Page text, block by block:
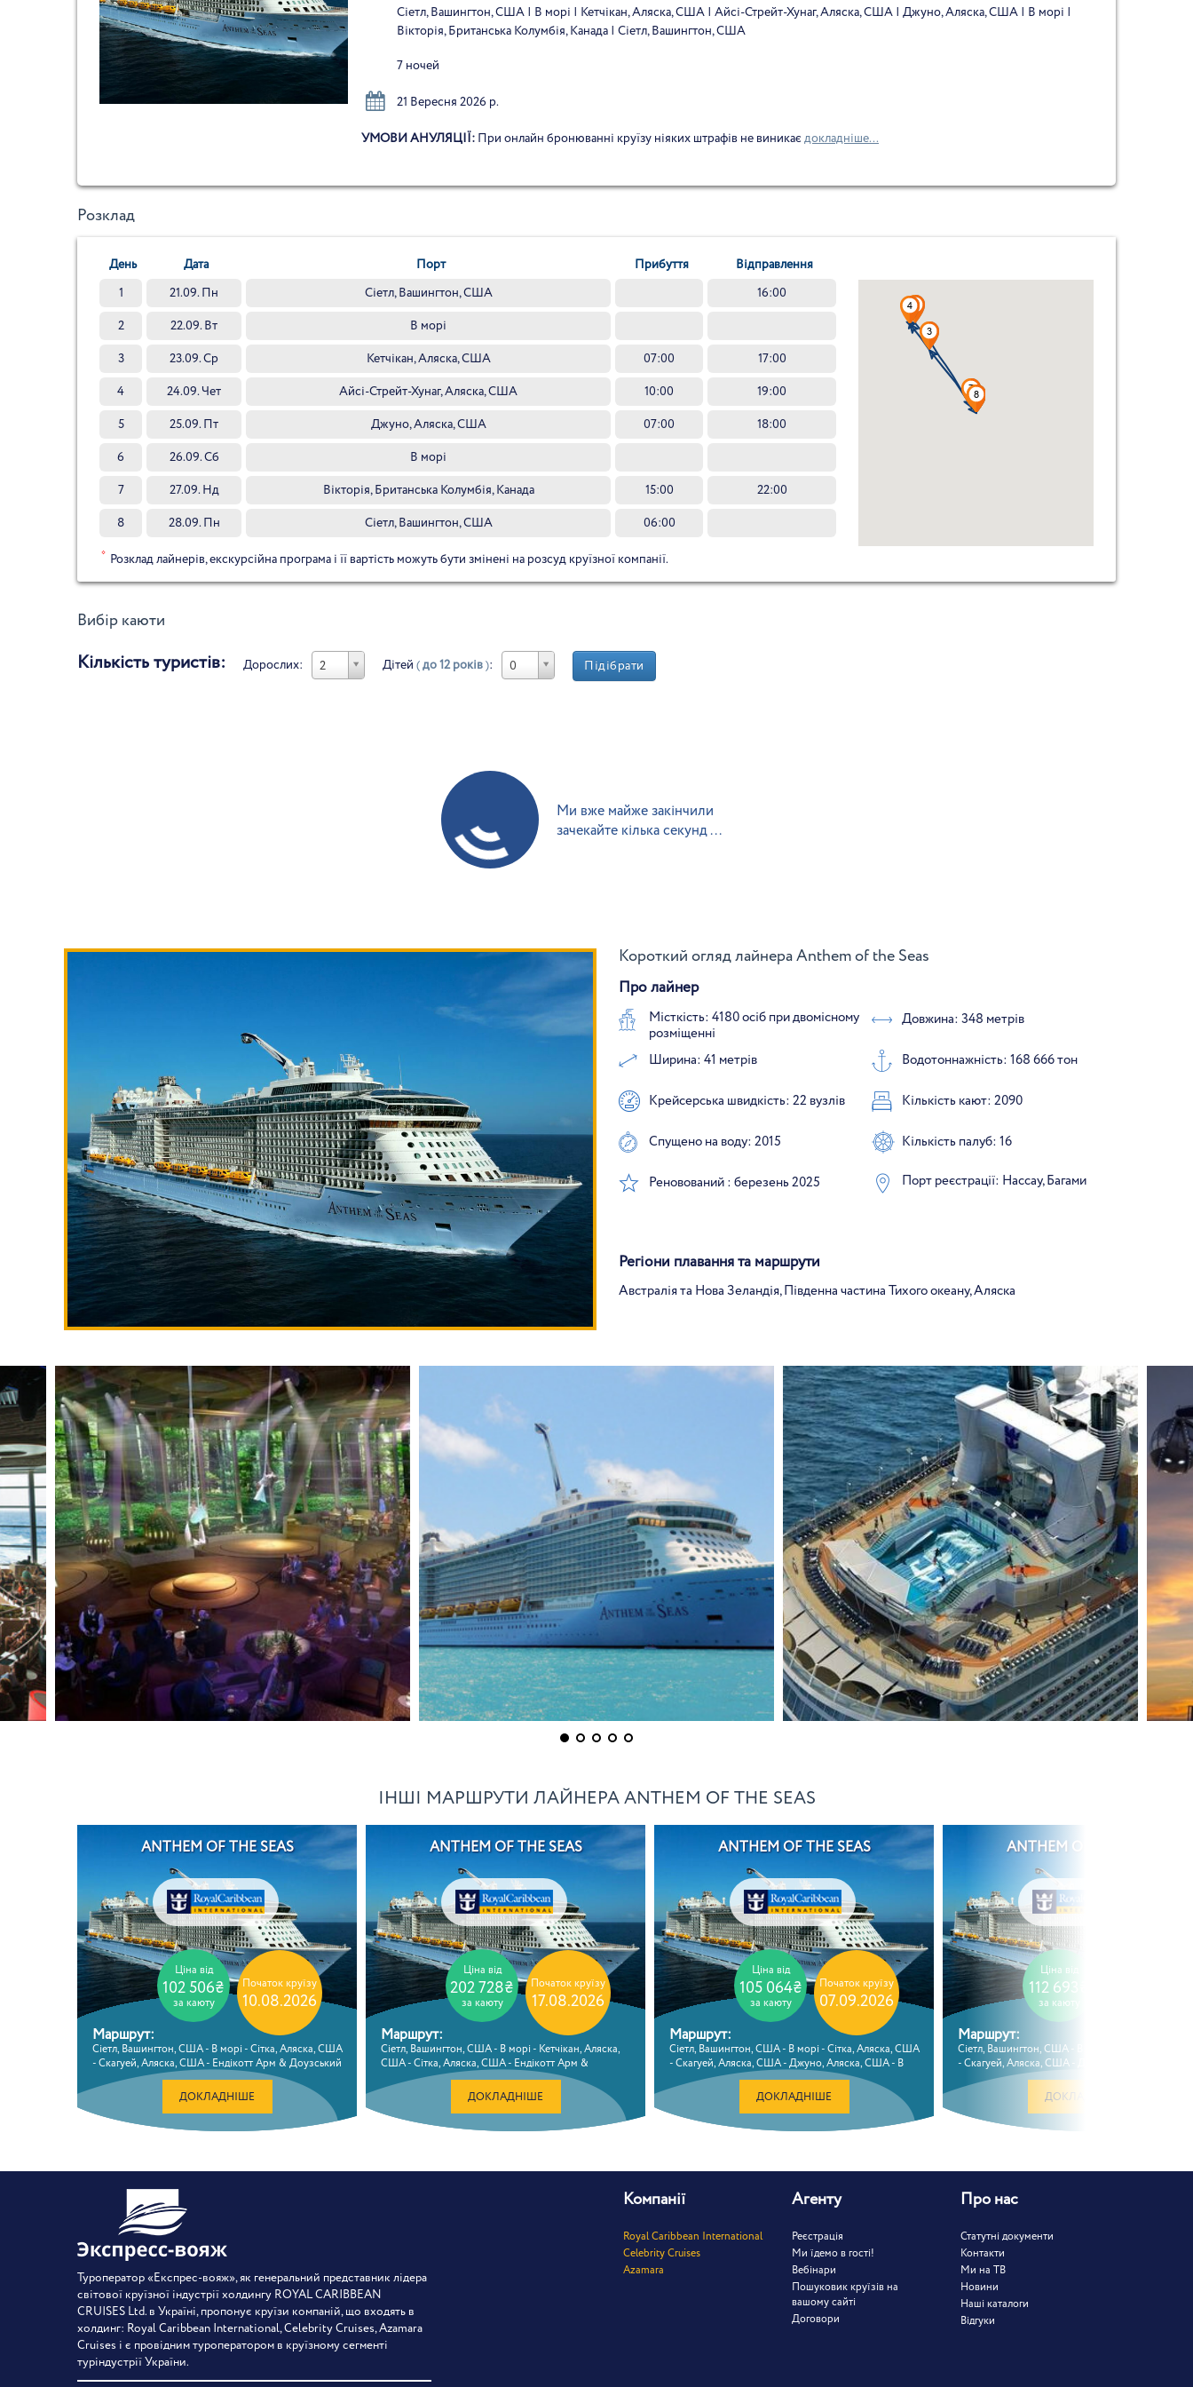
Сіетл, Вашингтон, США | В морі | Кетчікан, Аляска, США | Айсі-Стрейт-Хунаг, Аляска, США | Джуно, Аляска, США | В морі |
Вікторія, Британська Колумбія, Канада | Сіетл, Вашингтон, США
7 ночей
21 Вересня 2026 р.
УМОВИ АНУЛЯЦІЇ: При онлайн бронюванні круїзу ніяких штрафів не виникає докладніше...
Розклад
День Дата Порт Прибуття
Відправлення
1
21.09. Пн Сіетл, Вашингтон, США
16:00
2
22.09. Вт
В морі
3
23.09. Ср Кетчікан, Аляска, США 07:00
17:00
4
24.09. Чет Айсі-Стрейт-Хунаг, Аляска, США 10:00
19:00
5
25.09. Пт Джуно, Аляска, США 07:00
18:00
6
26.09. Сб
В морі
7
27.09. Нд Вікторія, Британська Колумбія, Канада 15:00
22:00
8
28.09. Пн Сіетл, Вашингтон, США 06:00
* Розклад лайнерів, екскурсійна програма і її вартість можуть бути змінені на розсуд круїзної компанії.
Вибір каюти
Кількість туристів: Дорослих: 2 Дітей (до 12 років): 0 Підібрати
Ми вже майже закінчили
зачекайте кілька секунд ...
Короткий огляд лайнера Anthem of the Seas
Про лайнер
Місткість: 4180 осіб при двомісному
розміщенні
Довжина: 348 метрів
Ширина: 41 метрів Водотоннажність: 168 666 тон
Крейсерська швидкість: 22 вузлів Кількість кают: 2090
Спущено на воду: 2015 Кількість палуб: 16
Реновований : березень 2025 Порт реєстрації: Нассау, Багами
Регіони плавання та маршрути
Австралія та Нова Зеландія, Південна частина Тихого океану, Аляска
ІНШІ МАРШРУТИ ЛАЙНЕРА ANTHEM OF THE SEAS
ANTHEM OF THE SEAS
Ціна від
102 506₴
за каюту
Початок круїзу
10.08.2026
Маршрут:
Сіетл, Вашингтон, США - В морі - Сітка, Аляска, США
- Скагуей, Аляска, США - Ендікотт Арм & Доузський
льодовик - Джуно, Аляска, США - В морі - Вікторія,
Британська Колумбія, Канада - Сіетл, Вашингтон,
ДОКЛАДНІШЕ
ANTHEM OF THE SEAS
Ціна від
202 728₴
за каюту
Початок круїзу
17.08.2026
Маршрут:
Сіетл, Вашингтон, США - В морі - Кетчікан, Аляска,
США - Сітка, Аляска, США - Ендікотт Арм &
Доузський льодовик - Джуно, Аляска, США - В морі -
Вікторія, Британська Колумбія, Канада - Сіетл,
ДОКЛАДНІШЕ
ANTHEM OF THE SEAS
Ціна від
105 064₴
за каюту
Початок круїзу
07.09.2026
Маршрут:
Сіетл, Вашингтон, США - В морі - Сітка, Аляска, США
- Скагуей, Аляска, США - Джуно, Аляска, США - В
морі - Вікторія, Британська Колумбія, Канада - Сіетл,
Вашингтон, США
ДОКЛАДНІШЕ
ANTHEM OF THE SEAS
Ціна від
112 693₴
за каюту
Маршрут:
Сіетл, Вашингтон, США - В морі - Сітка, Аляска,
- Скагуей, Аляска, США - Джуно, Аляска, США - В
морі - Вікторія, Британська Колумбія, Канада -
Вашингтон, США
ДОКЛАДНІШЕ
Туроператор «Експрес-вояж», як генеральний представник лідера
світової круїзної індустрії холдингу ROYAL CARIBBEAN
CRUISES Ltd. в Україні, пропонує круїзи компаній, що входять в
холдинг: Royal Caribbean International, Celebrity Cruises, Azamara
Cruises і є провідним туроператором в круїзному сегменті
туріндустрії України.
Компанії
Royal Caribbean International
Celebrity Cruises
Azamara
Агенту
Реєстрація
Ми їдемо в гості!
Вебінари
Пошуковик круїзів на
вашому сайті
Договори
Про нас
Статутні документи
Контакти
Ми на ТВ
Новини
Наші каталоги
Відгуки